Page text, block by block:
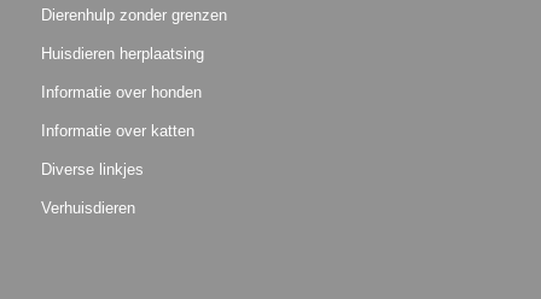
Dierenhulp zonder grenzen
Huisdieren herplaatsing
Informatie over honden
Informatie over katten
Diverse linkjes
Verhuisdieren